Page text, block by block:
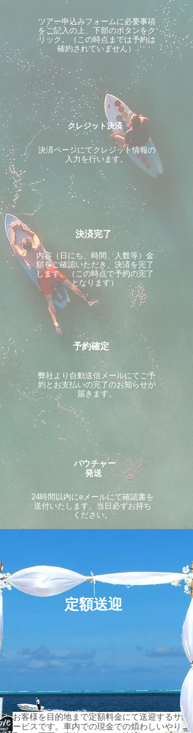
ツアー申込みフォームに必要事項
をご記入の上、下部のボタンをク
リック。（この時点までは予約は
確約されていません）
クレジット決済
決済ページにてクレジット情報の
入力を行います。
決済完了
内容（日にち、時間、人数等）金
額をご確認いただき、決済を完了
します。（この時点で予約の完了
となります）
予約確定
​弊社より自動送信メールにてご予
約とお支払いの完了のお知らせが
届きます。
バウチャー
発送
24時間以内にeメールにて確認書を
送付いたします。当日必ずお持ち
ください。
定額送迎
​お客様を目的地まで定額料金にて送迎するサ
ービスです。車内での現金での煩わしいやり